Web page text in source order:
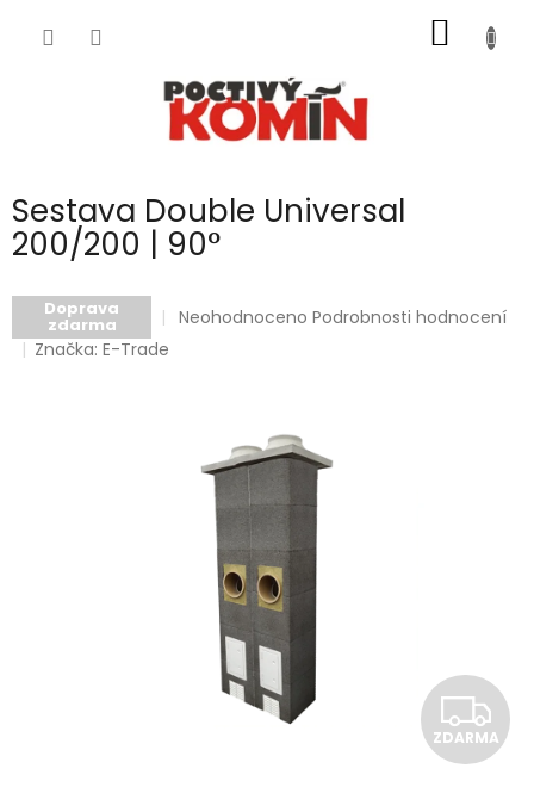
KOŠÍK
Sestava Double Universal
200/200 | 90°
Doprava
zdarma
Průměrné
hvězdiček.
Neohodnoceno Podrobnosti hodnocení
Značka:E-Trade
Z
D
ZDARMA